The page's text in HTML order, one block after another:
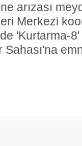
arızası
Merkezi
'Kurtarma-
Sahası'na